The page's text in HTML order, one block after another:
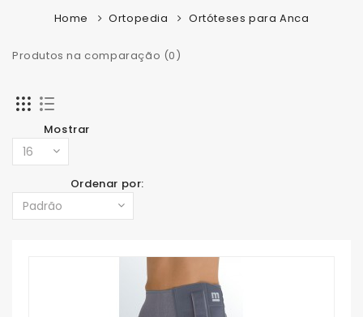
Home Ortopedia Ortóteses para Anca
Produtos na comparação (0)
Mostrar
Ordenar por: